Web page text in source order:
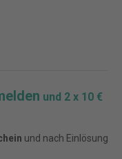
und 2 x 10 €
und nach Einlösung